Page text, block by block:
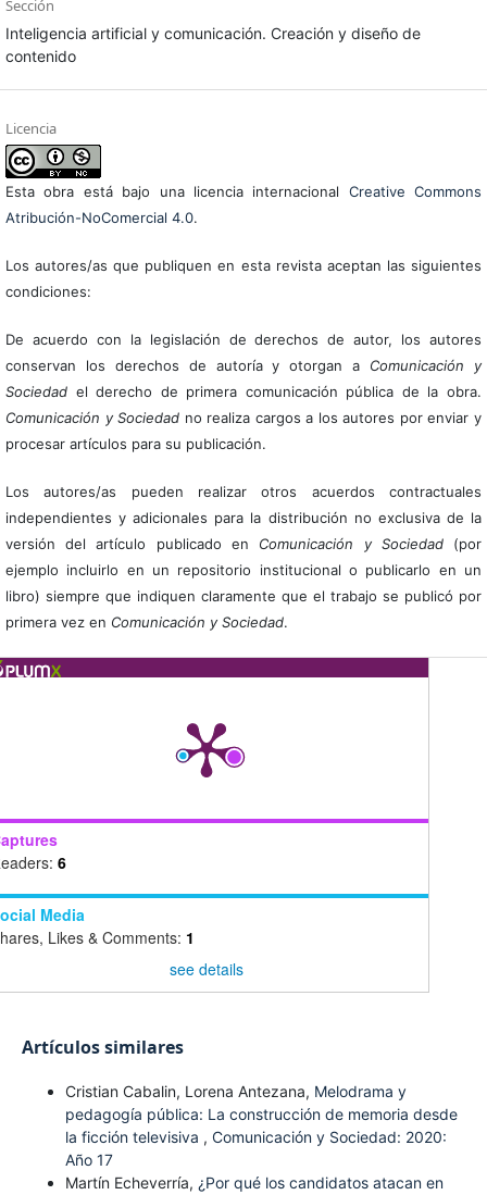
Sección
Inteligencia artificial y comunicación. Creación y diseño de
contenido
Licencia
Esta obra está bajo una licencia internacional Creative Commons
Atribución-NoComercial 4.0.
Los autores/as que publiquen en esta revista aceptan las siguientes
condiciones:
De acuerdo con la legislación de derechos de autor, los autores
conservan los derechos de autoría y otorgan a Comunicación y
Sociedadel derecho de primera comunicación pública de la obra.
Comunicación y Sociedad no realiza cargos a los autores por enviar y
procesar artículos para su publicación.
Los autores/as pueden realizar otros acuerdos contractuales
independientes y adicionales para la distribución no exclusiva de la
versión del artículo publicado en Comunicación y Sociedad(por
ejemplo incluirlo en un repositorio institucional o publicarlo en un
libro) siempre que indiquen claramente que el trabajo se publicó por
primera vez en Comunicación y Sociedad.
6
Media
Likes & Comments: 1
see details
Artículos similares
Cristian Cabalin, Lorena Antezana, Melodrama y
pedagogía pública: La construcción de memoria desde
la ficción televisiva , Comunicación y Sociedad: 2020:
Año 17
Martín Echeverría, ¿Por qué los candidatos atacan en